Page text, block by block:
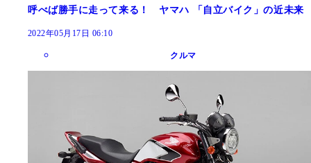
呼べば勝手に走って来る！ ヤマハ 「自立バイク」の近未来
2022年05月17日 06:10
クルマ